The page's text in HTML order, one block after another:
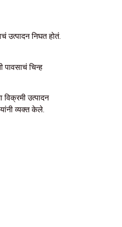
उत्पादन निघत होतं.
पावसाचं चिन्ह
उत्पादन
व्यक्त केले.